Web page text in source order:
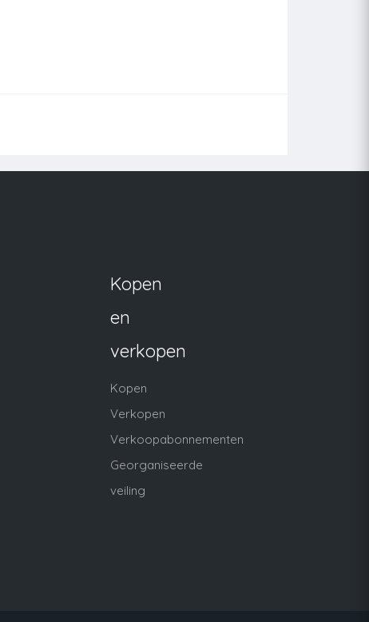
Kopen
en
verkopen
Kopen
Verkopen
Verkoopabonnementen
Georganiseerde
veiling